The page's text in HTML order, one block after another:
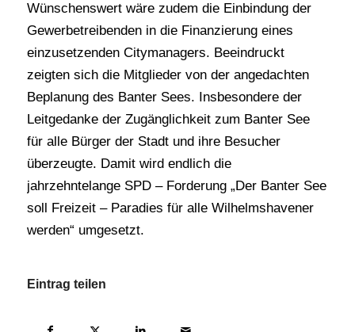
Wünschenswert wäre zudem die Einbindung der
Gewerbetreibenden in die Finanzierung eines
einzusetzenden Citymanagers. Beeindruckt
zeigten sich die Mitglieder von der angedachten
Beplanung des Banter Sees. Insbesondere der
Leitgedanke der Zugänglichkeit zum Banter See
für alle Bürger der Stadt und ihre Besucher
überzeugte. Damit wird endlich die
jahrzehntelange SPD – Forderung „Der Banter See
soll Freizeit – Paradies für alle Wilhelmshavener
werden“ umgesetzt.
Eintrag teilen